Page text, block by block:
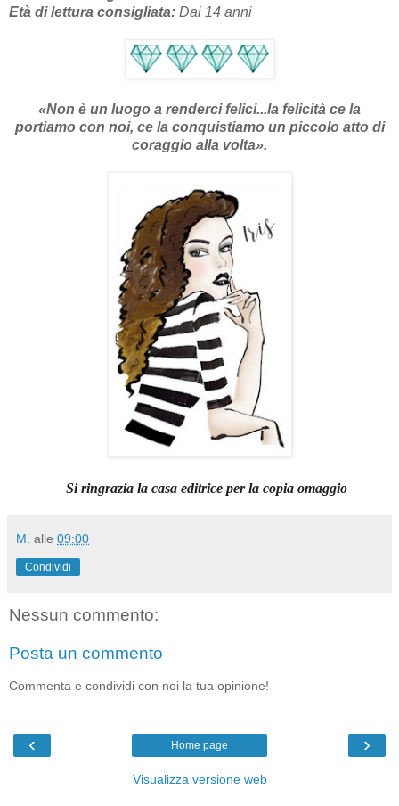
Età di lettura consigliata: Dai 14 anni
«Non è un luogo a renderci felici...la felicità ce la
portiamo con noi, ce la conquistiamo un piccolo atto di
coraggio alla volta».
Si ringrazia la casa editrice per la copia omaggio
M. alle 09:00
Condividi
Nessun commento:
Posta un commento
Commenta e condividi con noi la tua opinione!
‹ ›
Home page
Visualizza versione web